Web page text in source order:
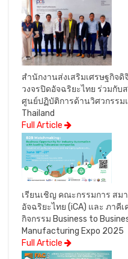
สำนักงานส่งเสริมเศรษฐกิจ
วงจรปิดอัจฉริยะไทย ร่วมกับ
ศูนย์ปฏิบัติการด้านวิศวกรรม
Thailand
Full Article
เรียนเชิญ คณะกรรมการ สม
อัจฉริยะไทย (iCA) และ ภาคี
กิจกรรม Business to
Manufacturing Expo 2025
Full Article